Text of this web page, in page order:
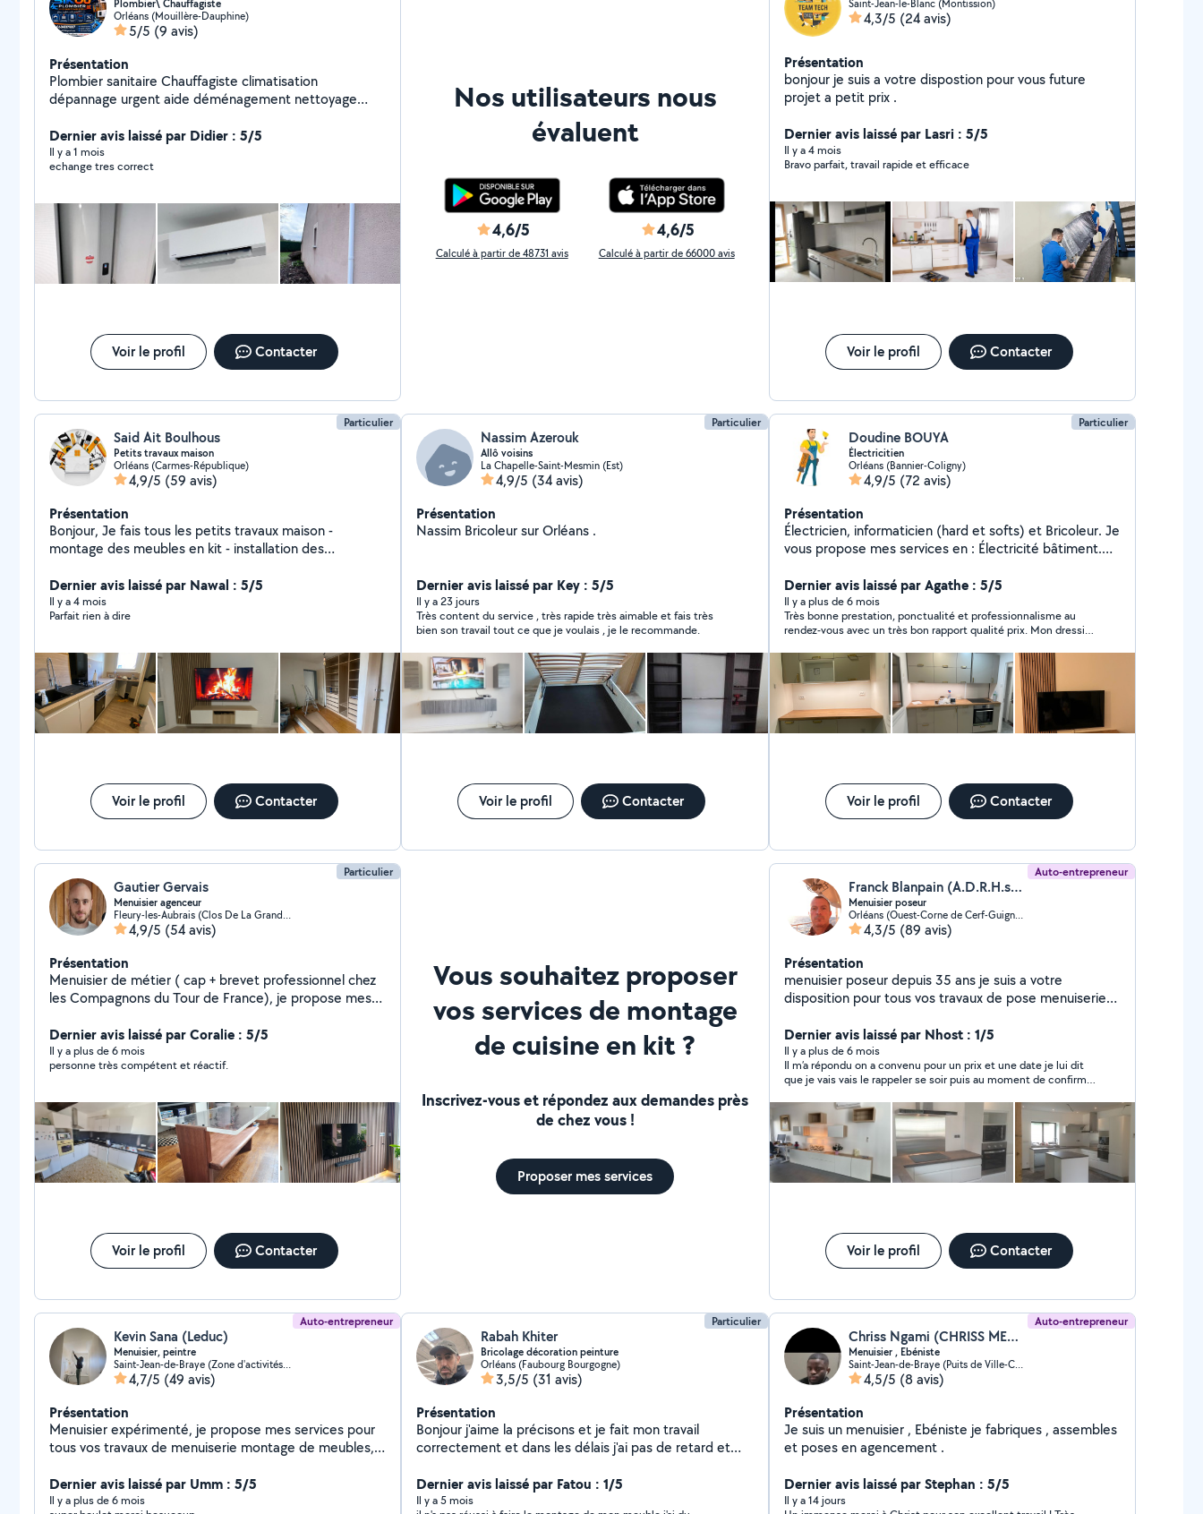
Plombier\ Chauffagiste
Orléans (Mouillère-Dauphine)
5/5 (9 avis)
Présentation
Plombier sanitaire Chauffagiste climatisation
dépannage urgent aide déménagement nettoyage
mur et tous les petits travaux merci
Dernier avis laissé par Didier : 5/5
Il y a 1 mois
echange tres correct
Voir le profil Contacter
Nos utilisateurs nous
évaluent
4,6/5
Calculé à partir de 48731 avis
4,6/5
Calculé à partir de 66000 avis
Saint-Jean-le-Blanc (Montission)
4,3/5 (24 avis)
Présentation
bonjour je suis a votre dispostion pour vous future
projet a petit prix .
Dernier avis laissé par Lasri : 5/5
Il y a 4 mois
Bravo parfait, travail rapide et efficace
Voir le profil Contacter
Particulier
Said Ait Boulhous
Petits travaux maison
Orléans (Carmes-République)
4,9/5 (59 avis)
Présentation
Bonjour, Je fais tous les petits travaux maison -
montage des meubles en kit - installation des
Étagères, placards , Rideaux ) - décoration
Dernier avis laissé par Nawal : 5/5
Il y a 4 mois
Parfait rien à dire
Voir le profil Contacter
Particulier
Nassim Azerouk
Allô voisins
La Chapelle-Saint-Mesmin (Est)
4,9/5 (34 avis)
Présentation
Nassim Bricoleur sur Orléans .
Dernier avis laissé par Key : 5/5
Il y a 23 jours
Très content du service , très rapide très aimable et fais très
bien son travail tout ce que je voulais , je le recommande.
Voir le profil Contacter
Particulier
Doudine BOUYA
Électricitien
Orléans (Bannier-Coligny)
4,9/5 (72 avis)
Présentation
Électricien, informaticien (hard et softs) et Bricoleur. Je
vous propose mes services en : Électricité bâtiment.
les voitures. Réseau informatique. Maintenance
informatique (hardware, softwares) Caméras de
surveillance, anti-intrusion, détection d'incendie.
Montage tous type de meubles. Installation des
cuisines. Serviable et appliqué je pourrai mettre en
œuvre mon savoir faire pour que votre installation soit
en sécurité. Dépannages 24/7 Appareillage (tableau de
distribution, caméras de surveillance, DVR, micro
ordinateurs, détecteurs de mouvements, détecteurs
Dernier avis laissé par Agathe : 5/5
Il y a plus de 6 mois
Très bonne prestation, ponctualité et professionnalisme au
rendez-vous avec un très bon rapport qualité prix. Mon dressing
conseils d’installations m’ont été donnés, pour un éventuel
prochain dressing. Je recommande ! Encore merci.
Voir le profil Contacter
Particulier
Gautier Gervais
Menuisier agenceur
Fleury-les-Aubrais (Clos De La Grande Salle)
4,9/5 (54 avis)
Présentation
Menuisier de métier ( cap + brevet professionnel chez
les Compagnons du Tour de France), je propose mes
meubles, fabrication, manutention, bricolage et
diverses autres missions. Je suis équipé d'une visseuse
et d'une caisse à outils ainsi que divers outils portatifs.
Dernier avis laissé par Coralie : 5/5
Il y a plus de 6 mois
personne très compétent et réactif.
Voir le profil Contacter
Vous souhaitez proposer
vos services de montage
de cuisine en kit ?
Inscrivez-vous et répondez aux demandes près
de chez vous !
Proposer mes services
Auto-entrepreneur
Franck Blanpain (A.D.R.H.services)
Menuisier poseur
Orléans (Ouest-Corne de Cerf-Guignegault)
4,3/5 (89 avis)
Présentation
menuisier poseur depuis 35 ans je suis a votre
disposition pour tous vos travaux de pose menuiseries
,portes , montage de meubles , pose cuisine , parquet
etc je peut aussi faire la fourniture sur certain produit
comme la création sur mesure de verrière type atelier
avec ou sans ouvrant, le parquet ,et toute la
menuiserie portes, fenêtres,volets ,Velux . produit
français garantie constructeur Déplacement pour devis
gratuit
Dernier avis laissé par Nhost : 1/5
Il y a plus de 6 mois
Il m’a répondu on a convenu pour un prix et une date je lui dit
que je vais vais le rappeler se soir puis au moment de confirmer
dommage il a l’air professionnel sauf a la fin il suffisait de me le
dire on peux prévenir si on vient pas cordialement.
Voir le profil Contacter
Auto-entrepreneur
Kevin Sana (Leduc)
Menuisier, peintre
Saint-Jean-de-Braye (Zone d'activités Ouest)
4,7/5 (49 avis)
Présentation
Menuisier expérimenté, je propose mes services pour
tous vos travaux de menuiserie montage de meubles,
Dernier avis laissé par Umm : 5/5
Il y a plus de 6 mois
Particulier
Rabah Khiter
Bricolage décoration peinture
Orléans (Faubourg Bourgogne)
3,5/5 (31 avis)
Présentation
Bonjour j'aime la précisons et je fait mon travail
correctement et dans les délais j'ai pas de retard et
Dernier avis laissé par Fatou : 1/5
Il y a 5 mois
Auto-entrepreneur
Chriss Ngami (CHRISS MEUBLES)
Menuisier , Ebéniste
Saint-Jean-de-Braye (Puits de Ville-Centre Ville)
4,5/5 (8 avis)
Présentation
Je suis un menuisier , Ebéniste je fabriques , assembles
et poses en agencement .
Dernier avis laissé par Stephan : 5/5
Il y a 14 jours